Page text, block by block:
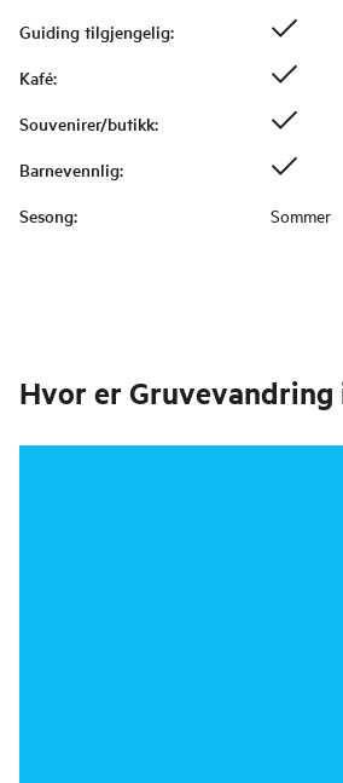
Guiding tilgjengelig:
Kafé:
Souvenirer/butikk:
Barnevennlig:
Sesong: Sommer
Hvor er Gruvevandring